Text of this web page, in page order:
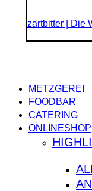
zartbitter | Die
Close
Menu
METZGEREI
FOODBAR
CATERING
ONLINESHOP